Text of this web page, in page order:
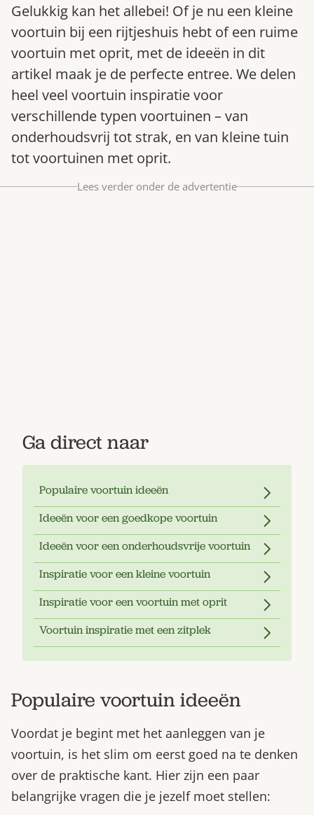
Gardeners’ World 08/2026
Bestel nu
Abonneer
Gelukkig kan het allebei! Of je nu een kleine
voortuin bij een rijtjeshuis hebt of een ruime
voortuin met oprit, met de ideeën in dit
artikel maak je de perfecte entree. We delen
heel veel voortuin inspiratie voor
verschillende typen voortuinen – van
onderhoudsvrij tot strak, en van kleine tuin
tot voortuinen met oprit.
Lees verder onder de advertentie
Ga direct naar
Populaire voortuin ideeën
Ideeën voor een goedkope voortuin
Ideeën voor een onderhoudsvrije voortuin
Inspiratie voor een kleine voortuin
Inspiratie voor een voortuin met oprit
Voortuin inspiratie met een zitplek
Populaire voortuin ideeën
Voordat je begint met het aanleggen van je
voortuin, is het slim om eerst goed na te denken
over de praktische kant. Hier zijn een paar
belangrijke vragen die je jezelf moet stellen: